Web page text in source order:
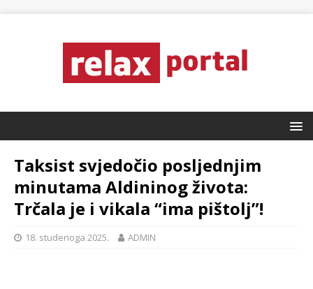
Taksist svjedočio posljednjim
minutama Aldininog života:
Trčala je i vikala “ima pištolj”!
18. studenoga 2025. ADMIN